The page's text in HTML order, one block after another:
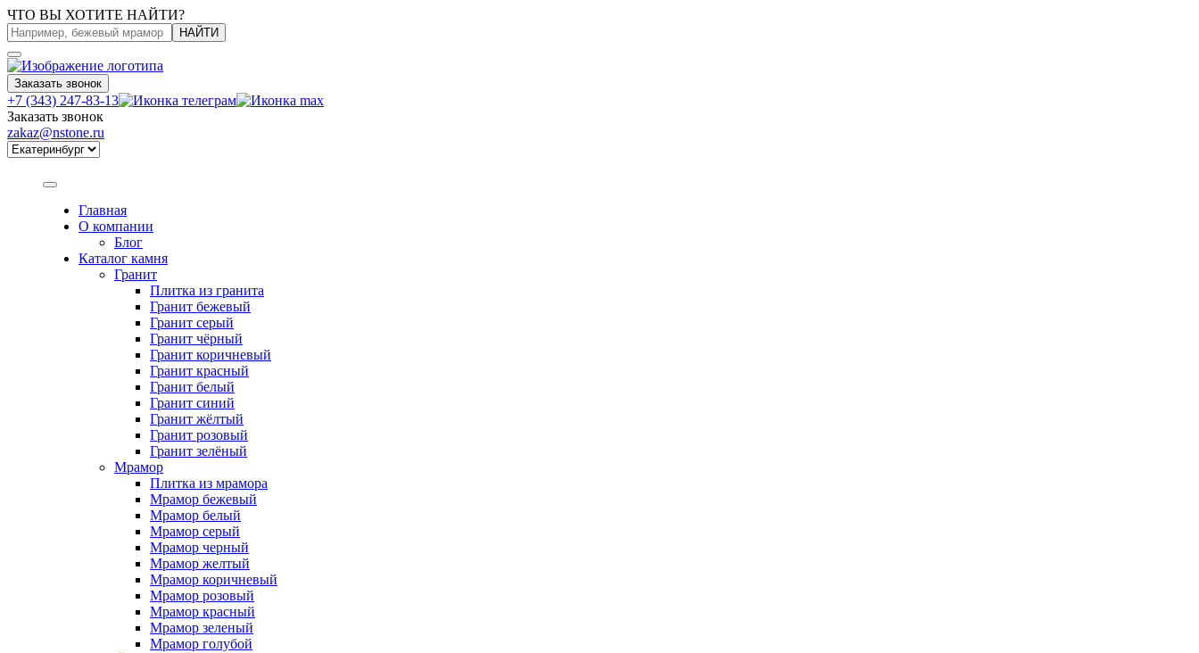
ЧТО ВЫ ХОТИТЕ НАЙТИ?
НАЙТИ
Заказать звонок
+7 (343) 247-83-13
Заказать звонок
zakaz@nstone.ru
Главная
О компании
Блог
Каталог камня
Гранит
Плитка из гранита
Гранит бежевый
Гранит серый
Гранит чёрный
Гранит коричневый
Гранит красный
Гранит белый
Гранит синий
Гранит жёлтый
Гранит розовый
Гранит зелёный
Мрамор
Плитка из мрамора
Мрамор бежевый
Мрамор белый
Мрамор серый
Мрамор черный
Мрамор желтый
Мрамор коричневый
Мрамор розовый
Мрамор красный
Мрамор зеленый
Мрамор голубой